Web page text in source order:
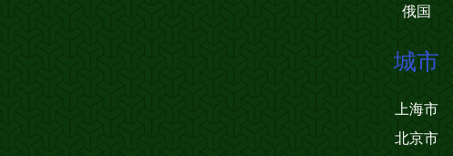
俄国
城市
上海市
北京市